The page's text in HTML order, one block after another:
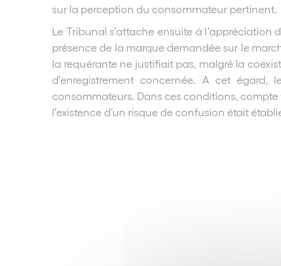
sur la perception du consommateur pertinent.
Le Tribunal s’attache ensuite à
présence de la marque demandée sur le
la requérante ne justifiait pas, malgré la
d’enregistrement concernée. A cet
consommateurs. Dans ces conditions,
l’existence d’un risque de confusion était